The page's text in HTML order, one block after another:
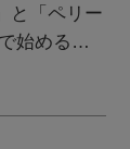
と「ペリー
始める秋